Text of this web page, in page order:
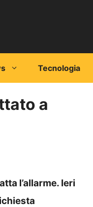
Tecnologia
a
l’allarme. Ieri